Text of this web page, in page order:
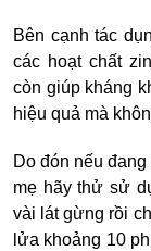
Bên cạnh tác
các hoạt chất
còn giúp kháng
hiệu quả mà
Do đón nếu
mẹ hãy thử sử
vài lát gừng rồi
lửa khoảng 10